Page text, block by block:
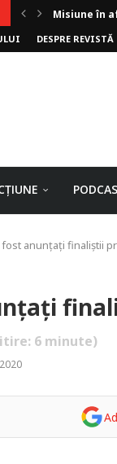
Invoker
Alergarea
Biblioteca
Rejuvenare
Falia
Arhivele
Axa lui Heron
Jumătatea
DESPRE REVISTĂ
fost anunțați finaliștii
6 minute)